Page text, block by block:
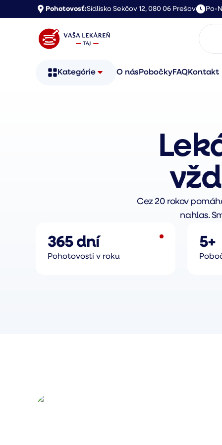
Pohotovosť:Sídlisko Sekčov 12, 080 06 Prešov Po-
Kategórie O nás PobočkyFAQKontakt
Cez 20 rokov
nahlas.
365 dní
Pohotovosti v roku
5+